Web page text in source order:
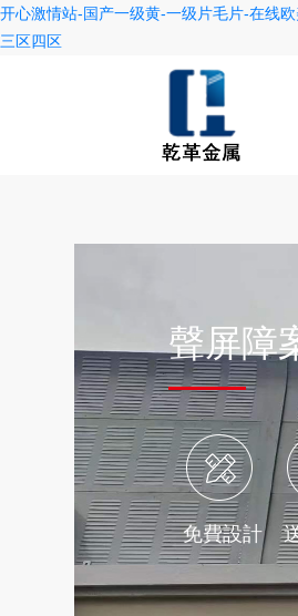
开心激情站-国产一级黄-一级片毛片-在线
三区四区
聲屏障
免費設計